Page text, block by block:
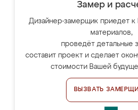
Замер и
Дизайнер-замерщик приедет к
материалов,
проведёт детальные
составит проект и сделает
стоимости Вашей
ВЫЗВАТЬ